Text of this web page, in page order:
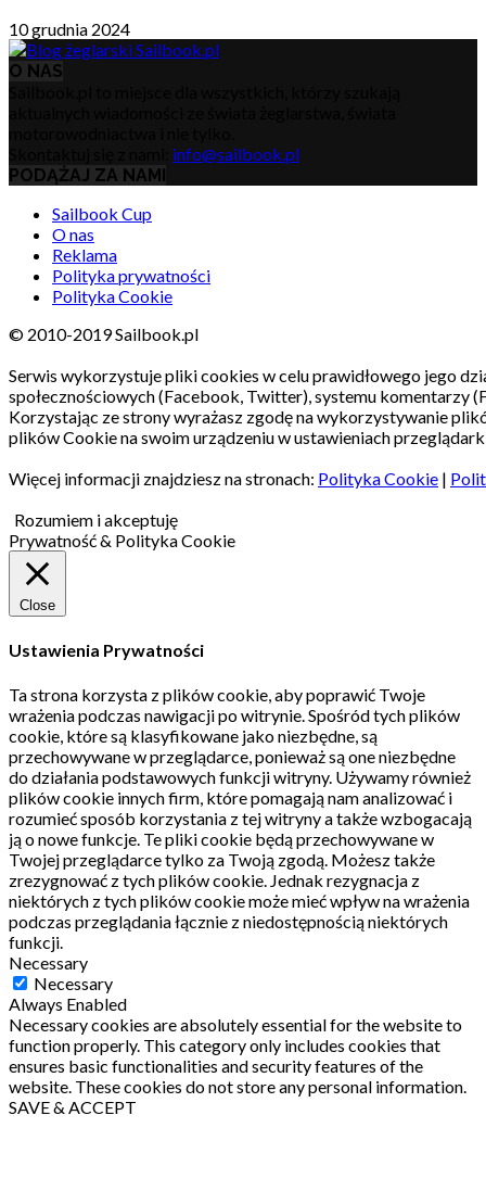
10 grudnia 2024
O NAS
info@sailbook.pl
PODĄŻAJ ZA NAMI
Sailbook Cup
O nas
Reklama
Polityka prywatności
Polityka Cookie
© 2010-2019 Sailbook.pl
Serwis wykorzystuje pliki cookies w celu prawidłowego jego
społecznościowych (Facebook, Twitter), systemu komentarzy
Korzystając ze strony wyrażasz zgodę na wykorzystywanie
plików Cookie na swoim urządzeniu w ustawieniach
Więcej informacji znajdziesz na stronach: Polityka Cookie |
Rozumiem i akceptuję
Prywatność & Polityka Cookie
Close
Ustawienia Prywatności
Ta strona korzysta z plików cookie, aby poprawić Twoje
wrażenia podczas nawigacji po witrynie. Spośród tych plików
cookie, które są klasyfikowane jako niezbędne, są
przechowywane w przeglądarce, ponieważ są one niezbędne
do działania podstawowych funkcji witryny. Używamy również
plików cookie innych firm, które pomagają nam analizować i
rozumieć sposób korzystania z tej witryny a także wzbogacają
ją o nowe funkcje. Te pliki cookie będą przechowywane w
Twojej przeglądarce tylko za Twoją zgodą. Możesz także
zrezygnować z tych plików cookie. Jednak rezygnacja z
niektórych z tych plików cookie może mieć wpływ na wrażenia
podczas przeglądania łącznie z niedostępnością niektórych
funkcji.
Necessary
Necessary
Always Enabled
Necessary cookies are absolutely essential for the website to
function properly. This category only includes cookies that
ensures basic functionalities and security features of the
website. These cookies do not store any personal information.
SAVE & ACCEPT